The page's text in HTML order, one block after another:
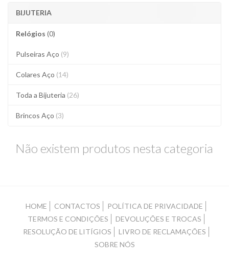
BIJUTERIA
Relógios (0)
Pulseiras Aço (9)
Colares Aço (14)
Toda a Bijuteria (26)
Brincos Aço (3)
Não existem produtos nesta categoria
HOME CONTACTOS
POLÍTICA DE PRIVACIDADE
TERMOS E CONDIÇÕES
DEVOLUÇÕES E TROCAS
RESOLUÇÃO DE LITÍGIOS
LIVRO DE RECLAMAÇÕES
SOBRE NÓS